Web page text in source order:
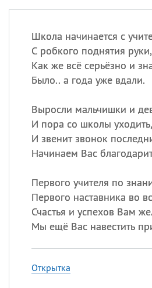
Школа начинается с
С робкого поднятия руки,
Как же всё серьёзно и
Было.. а года уже вдали.
Выросли мальчишки и
И пора со школы уходить,
И звенит звонок
Начинаем Вас
Первого учителя по
Первого наставника во
Счастья и успехов Вам
Мы ещё Вас навестить
Открытка